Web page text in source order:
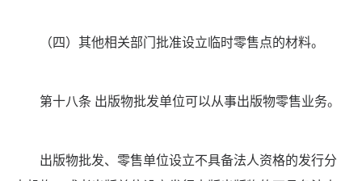
（四）其他相关部门批准设立临时零售点的材料。
第十八条 出版物批发单位可以从事出版物零售业务。
出版物批发、零售单位设立不具备法人资格的发行分